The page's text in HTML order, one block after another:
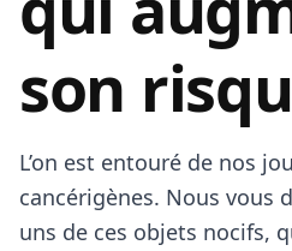
son
L’on est entouré de nos
cancérigènes. Nous vous
uns de ces objets nocifs,